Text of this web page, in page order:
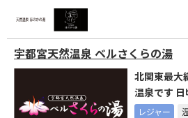
宇都宮天然温泉 ベルさくらの湯
北関東最大
温泉です
癒してくだ
レジャー